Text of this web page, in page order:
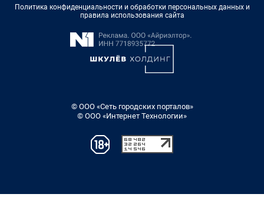
Политика конфиденциальности и обработки персональных данных и
правила использования сайта
© ООО «Сеть городских порталов»
© ООО «Интернет Технологии»